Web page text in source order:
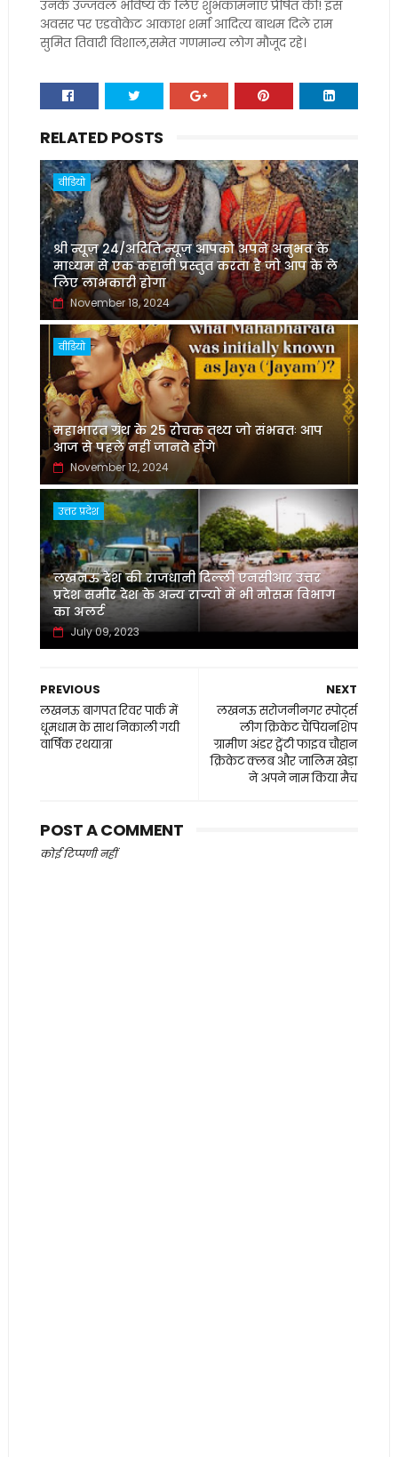
उनके उज्जवल भविष्य के लिए शुभकामनाएं प्रेषित की! इस
अवसर पर एडवोकेट आकाश शर्मा आदित्य बाथम दिले राम
सुमित तिवारी विशाल,समेत गणमान्य लोग मौजूद रहे।
RELATED POSTS
वीडियो
श्री न्यूज़ 24/अदिति न्यूज़ आपको अपने अनुभव के
माध्यम से एक कहानी प्रस्तुत करता है जो आप के ले
लिए लाभकारी होगा
November 18, 2024
वीडियो
महाभारत ग्रंथ के 25 रोचक तथ्य जो संभवतः आप
आज से पहले नहीं जानते होंगे
November 12, 2024
उत्तर प्रदेश
लखनऊ देश की राजधानी दिल्ली एनसीआर उत्तर
प्रदेश समीर देश के अन्य राज्यों में भी मौसम विभाग
का अलर्ट
July 09, 2023
NEXT
लखनऊ सरोजनीनगर स्पोर्ट्स
लीग क्रिकेट चैंपियनशिप
ग्रामीण अंडर ट्वेंटी फाइव चौहान
क्रिकेट क्लब और जालिम खेड़ा
ने अपने नाम किया मैच
PREVIOUS
लखनऊ बागपत रिवर पार्क में
धूमधाम के साथ निकाली गयी
वार्षिक रथयात्रा
POST A COMMENT
कोई टिप्पणी नहीं